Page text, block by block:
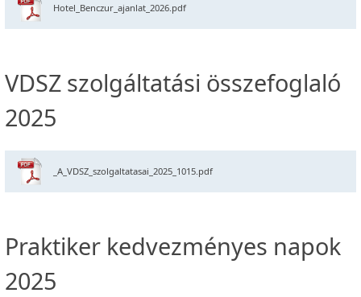
Hotel_Benczur_ajanlat_2026.pdf
VDSZ szolgáltatási összefoglaló
2025
_A_VDSZ_szolgaltatasai_2025_1015.pdf
Praktiker kedvezményes napok
2025